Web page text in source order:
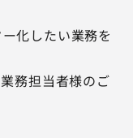
化したい業務を
務担当者様のご